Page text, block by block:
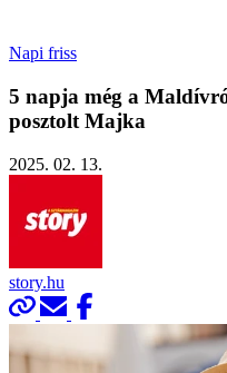
Napi friss
5 napja még a
posztolt Majka
2025. 02. 13.
story.hu